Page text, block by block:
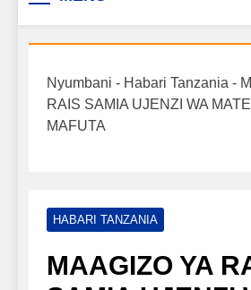
Tanzania
kilimo, mitindo, na
mafanikio yako.
Nyumbani - Habari Tanzania -
RAIS SAMIA UJENZI WA
MAFUTA
HABARI TANZANIA
MAAGIZO YA